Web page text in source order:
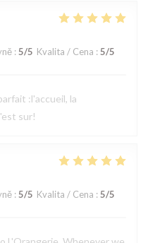
: 5/5 Kvalita / Cena : 5/5
:l'accueil, la
sur!
: 5/5 Kvalita / Cena : 5/5